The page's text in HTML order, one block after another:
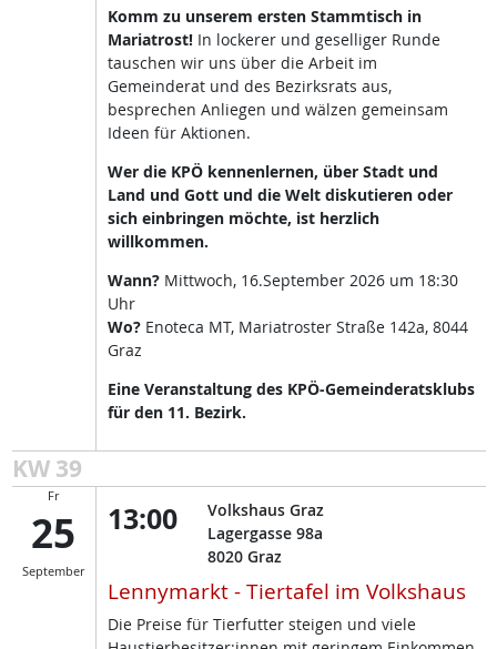
Komm zu unserem ersten Stammtisch in
Mariatrost!In lockerer und geselliger Runde
tauschen wir uns über die Arbeit im
Gemeinderat und des Bezirksrats aus,
besprechen Anliegen und wälzen gemeinsam
Ideen für Aktionen.
Wer die KPÖ kennenlernen, über Stadt und
Land und Gott und die Welt diskutieren oder
sich einbringen möchte, ist herzlich
willkommen.
Wann?Mittwoch, 16.September 2026 um 18:30
Uhr
Wo?Enoteca MT, Mariatroster Straße 142a, 8044
Graz
Eine Veranstaltung des KPÖ-Gemeinderatsklubs
für den 11. Bezirk.
KW 39
Fr
25
September
13:00
Volkshaus Graz
Lagergasse 98a
8020 Graz
Lennymarkt - Tiertafel im Volkshaus
Die Preise für Tierfutter steigen und viele